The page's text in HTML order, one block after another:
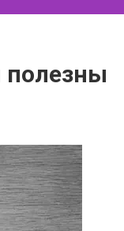
полезны